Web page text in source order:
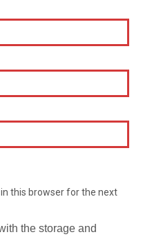
this browser for the next
the storage and